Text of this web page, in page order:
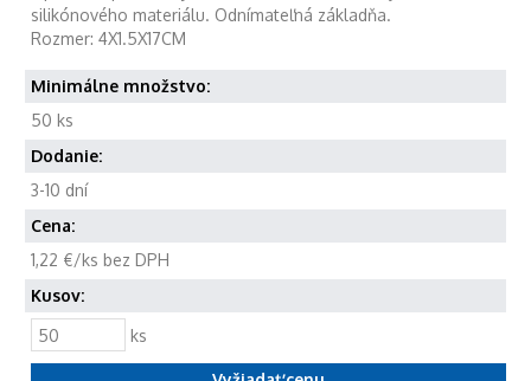
silikónového materiálu. Odnímateľná základňa.
Rozmer: 4X1.5X17CM
Minimálne množstvo:
50 ks
Dodanie:
3-10 dní
Cena:
1,22 €/ks bez DPH
Kusov:
ks